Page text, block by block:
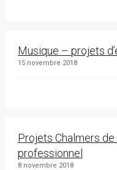
Musique – projets
15 novembre 2018
Projets Chalmers
professionnel
8 novembre 2018